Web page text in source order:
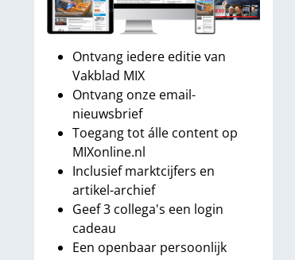
Ontvang iedere editie van
Vakblad MIX
Ontvang onze email-
nieuwsbrief
Toegang tot álle content op
MIXonline.nl
Inclusief marktcijfers en
artikel-archief
Geef 3 collega's een login
cadeau
Een openbaar persoonlijk